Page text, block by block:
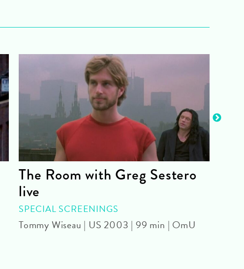
The Room with Greg Sestero
live
SPECIAL SCREENINGS
Tommy Wiseau | US 2003 | 99 min | OmU